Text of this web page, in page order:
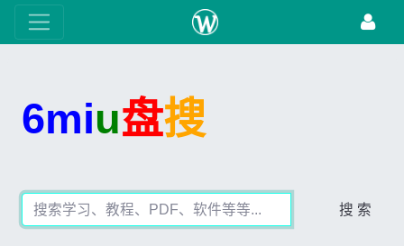
6miu盘搜
搜 索